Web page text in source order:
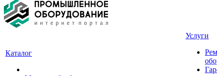
Каталог
Услуги